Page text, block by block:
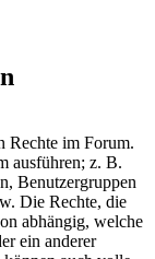
Rechte im Forum.
ausführen; z. B.
Benutzergruppen
Die Rechte, die
abhängig, welche
ein anderer